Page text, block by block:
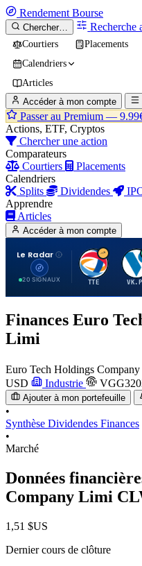
Rendement Bourse
Chercher… Recherche
Courtiers
Placements
Calendriers
Articles
Accéder à mon compte
Passer au Premium —
Actions, ETF, Cryptos
Chercher une action
Comparateurs
Courtiers
Placements
Calendriers
Splits
Dividendes
Apprendre
Articles
Accéder à mon compte
Le Radar
20 SIGNAUX
T
TTE
V
Finances Euro
Limi
Euro Tech Holdings
USD
Industrie
Ajouter à mon portefeuille
•
Synthèse Dividendes Finances
•
Marché
Données
Company Limi
1,51 $US
Dernier cours de clôture